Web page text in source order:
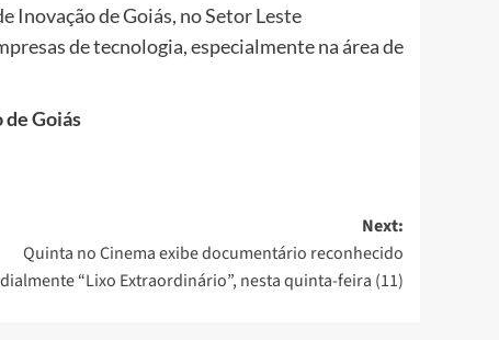
Inovação de Goiás, no Setor Leste
de tecnologia, especialmente na área de
Goiás
Next:
Quinta no Cinema exibe documentário reconhecido
“Lixo Extraordinário”, nesta quinta-feira (11)